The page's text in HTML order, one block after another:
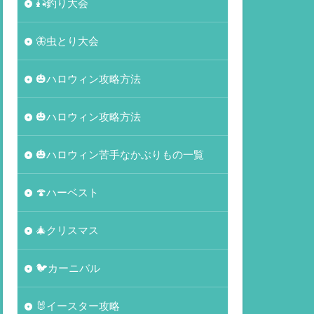
🎣釣り大会
🦋虫とり大会
🎃ハロウィン攻略方法
🎃ハロウィン攻略方法
🎃ハロウィン苦手なかぶりもの一覧
🍄ハーベスト
🎄クリスマス
🐦カーニバル
🐰イースター攻略